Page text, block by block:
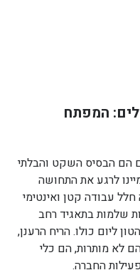
המפתח
הם הבסיס השקט והבלתי
לרגע את התחושה
עבודה קטן ואינטימי
שלמות בתאגיד רחב
ליום כולו. הריח הרענן,
לא מותרות, הם כלי
החברה.